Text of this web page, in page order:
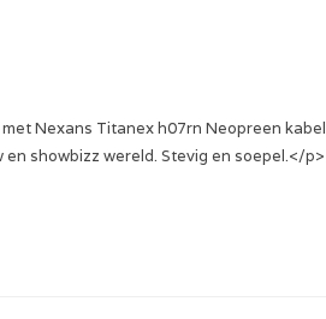
Nexans Titanex h07rn Neopreen kabel
showbizz wereld. Stevig en soepel.</p>